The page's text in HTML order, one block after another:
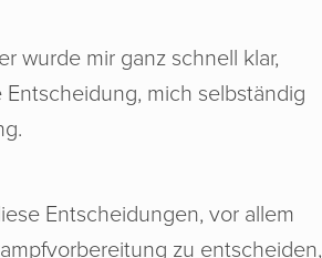
wurde mir ganz schnell klar,
mich selbständig
Entscheidungen, vor allem
zu entscheiden,